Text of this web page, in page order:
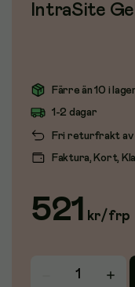
IntraSite
Färre än 10 i
Fri returfrakt av
1-2 dagar
Faktura, Kort,
521 kr/frp